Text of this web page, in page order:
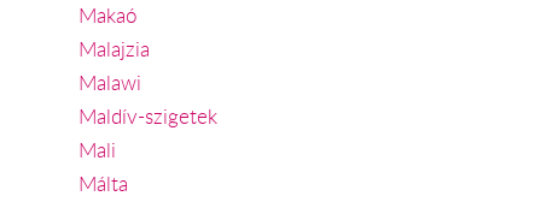
Makaó
Malajzia
Malawi
Maldív-szigetek
Mali
Málta